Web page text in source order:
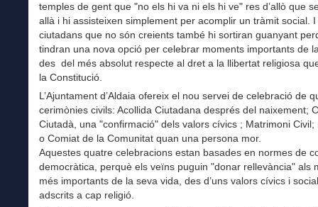
temples de gent que "no els hi va ni els hi ve" res d’allò que
allà i hi assisteixen simplement per acomplir un tràmit social. I
ciutadans que no són creients també hi sortiran guanyant
tindran una nova opció per celebrar moments importants de
des del més absolut respecte al dret a la llibertat religiosa
la Constitució.
L’Ajuntament d’Aldaia ofereix el nou servei de celebració de
cerimònies civils: Acollida Ciutadana després del naixement;
Ciutadà, una "confirmació" dels valors cívics ; Matrimoni Civil;
o Comiat de la Comunitat quan una persona mor.
Aquestes quatre celebracions estan basades en normes de
democràtica, perquè els veïns puguin "donar rellevància" als
més importants de la seva vida, des d’uns valors cívics i
adscrits a cap religió.